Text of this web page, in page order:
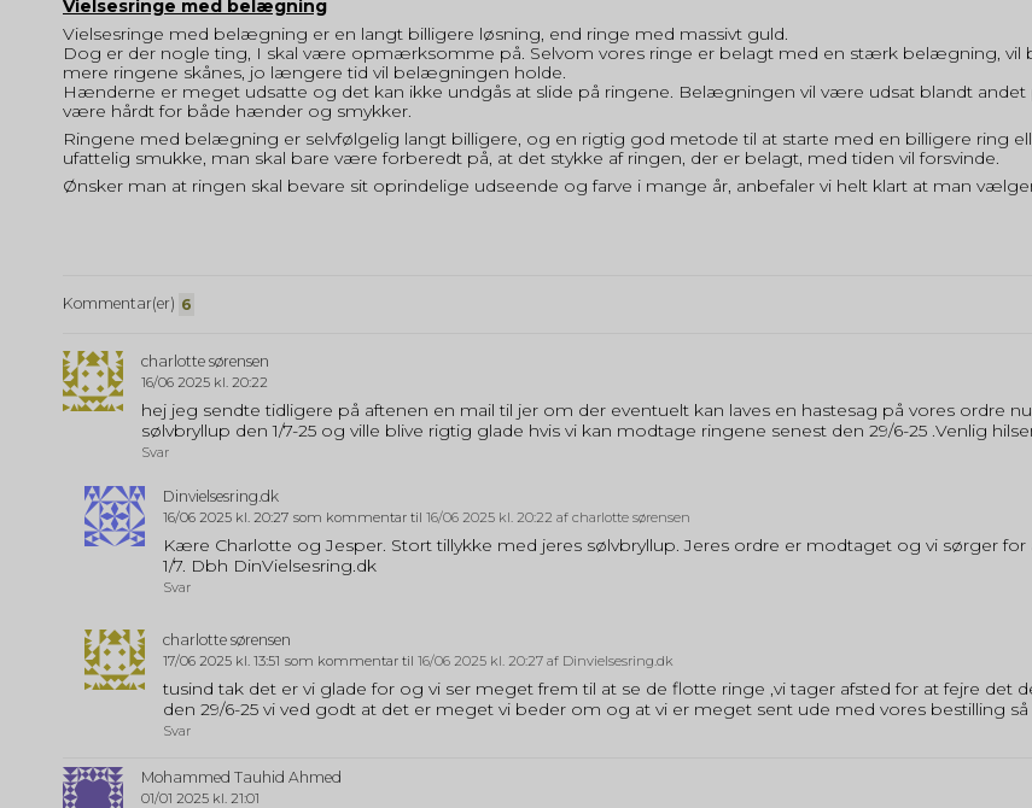
Vielsesringe med belægning
Vielsesringe med belægning er en langt billigere løsning, end ringe med massivt guld.
Dog er der nogle ting, I skal være opmærksomme på. Selvom vores ringe er belagt med en stærk belægning, vil
mere ringene skånes, jo længere tid vil belægningen holde.
Hænderne er meget udsatte og det kan ikke undgås at slide på ringene. Belægningen vil være udsat blandt
være hårdt for både hænder og smykker.
Ringene med belægning er selvfølgelig langt billigere, og en rigtig god metode til at starte med en billigere ring
ufattelig smukke, man skal bare være forberedt på, at det stykke af ringen, der er belagt, med tiden vil forsvinde.
Ønsker man at ringen skal bevare sit oprindelige udseende og farve i mange år, anbefaler vi helt klart at man
Kommentar(er) 6
charlotte sørensen
16/06 2025 kl. 20:22
hej jeg sendte tidligere på aftenen en mail til jer om der eventuelt kan laves en hastesag på vores ordre
sølvbryllup den 1/7-25 og ville blive rigtig glade hvis vi kan modtage ringene senest den 29/6-25 .Venlig
Svar
Dinvielsesring.dk
16/06 2025 kl. 20:27 som kommentar til 16/06 2025 kl. 20:22 af charlotte sørensen
Kære Charlotte og Jesper. Stort tillykke med jeres sølvbryllup. Jeres ordre er modtaget og vi sørger
1/7. Dbh DinVielsesring.dk
Svar
charlotte sørensen
17/06 2025 kl. 13:51 som kommentar til 16/06 2025 kl. 20:27af Dinvielsesring.dk
tusind tak det er vi glade for og vi ser meget frem til at se de flotte ringe ,vi tager afsted for at fejre det
den 29/6-25 vi ved godt at det er meget vi beder om og at vi er meget sent ude med vores bestilling
Svar
Mohammed Tauhid Ahmed
01/01 2025 kl. 21:01